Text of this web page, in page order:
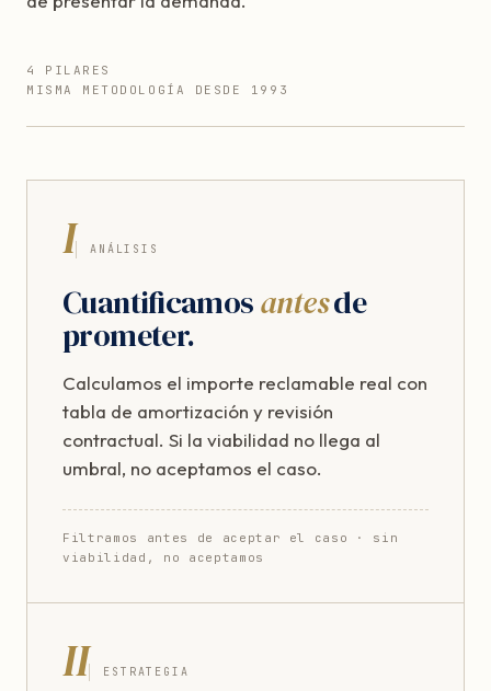
4 PILARES
MISMA METODOLOGÍA DESDE 1993
I ANÁLISIS
Cuantificamosantesde
prometer.
Calculamos el importe reclamable real con
tabla de amortización y revisión
contractual. Si la viabilidad no llega al
umbral, no aceptamos el caso.
Filtramos antes de aceptar el caso · sin
viabilidad, no aceptamos
II ESTRATEGIA